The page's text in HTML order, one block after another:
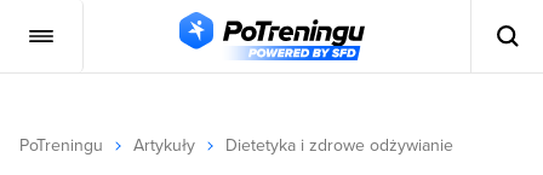
PoTreningu Artykuły Dietetyka i zdrowe odżywianie